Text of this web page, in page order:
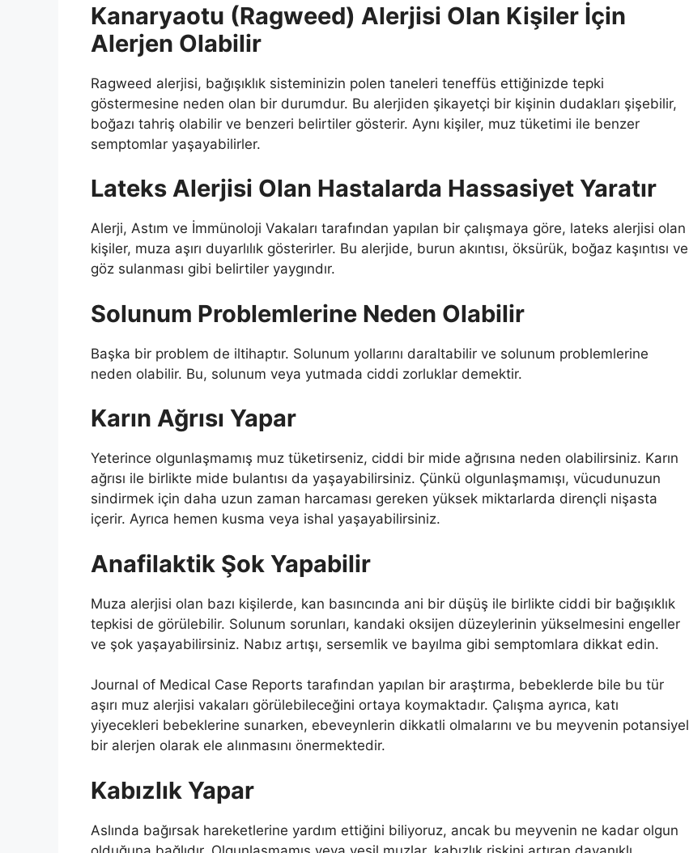
Kanaryaotu (Ragweed) Alerjisi Olan Kişiler İçin
Alerjen Olabilir
Ragweed alerjisi, bağışıklık sisteminizin polen taneleri teneffüs ettiğinizde tepki
göstermesine neden olan bir durumdur. Bu alerjiden şikayetçi bir kişinin dudakları şişebilir,
boğazı tahriş olabilir ve benzeri belirtiler gösterir. Aynı kişiler, muz tüketimi ile benzer
semptomlar yaşayabilirler.
Lateks Alerjisi Olan Hastalarda Hassasiyet Yaratır
Alerji, Astım ve İmmünoloji Vakaları tarafından yapılan bir çalışmaya göre, lateks alerjisi olan
kişiler, muza aşırı duyarlılık gösterirler. Bu alerjide, burun akıntısı, öksürük, boğaz kaşıntısı ve
göz sulanması gibi belirtiler yaygındır.
Solunum Problemlerine Neden Olabilir
Başka bir problem de iltihaptır. Solunum yollarını daraltabilir ve solunum problemlerine
neden olabilir. Bu, solunum veya yutmada ciddi zorluklar demektir.
Karın Ağrısı Yapar
Yeterince olgunlaşmamış muz tüketirseniz, ciddi bir mide ağrısına neden olabilirsiniz. Karın
ağrısı ile birlikte mide bulantısı da yaşayabilirsiniz. Çünkü olgunlaşmamışı, vücudunuzun
sindirmek için daha uzun zaman harcaması gereken yüksek miktarlarda dirençli nişasta
içerir. Ayrıca hemen kusma veya ishal yaşayabilirsiniz.
Anafilaktik Şok Yapabilir
Muza alerjisi olan bazı kişilerde, kan basıncında ani bir düşüş ile birlikte ciddi bir bağışıklık
tepkisi de görülebilir. Solunum sorunları, kandaki oksijen düzeylerinin yükselmesini engeller
ve şok yaşayabilirsiniz. Nabız artışı, sersemlik ve bayılma gibi semptomlara dikkat edin.
Journal of Medical Case Reports tarafından yapılan bir araştırma, bebeklerde bile bu tür
aşırı muz alerjisi vakaları görülebileceğini ortaya koymaktadır. Çalışma ayrıca, katı
yiyecekleri bebeklerine sunarken, ebeveynlerin dikkatli olmalarını ve bu meyvenin potansiyel
bir alerjen olarak ele alınmasını önermektedir.
Kabızlık Yapar
Aslında bağırsak hareketlerine yardım ettiğini biliyoruz, ancak bu meyvenin ne kadar olgun